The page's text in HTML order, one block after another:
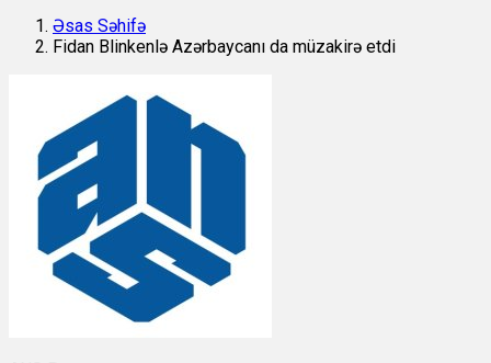
Əsas Səhifə
Fidan Blinkenlə Azərbaycanı da müzakirə etdi